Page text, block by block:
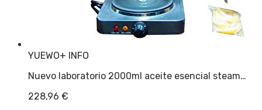
YUEWO+ INFO
Nuevo laboratorio 2000ml aceite esencial steam…
228,96 €